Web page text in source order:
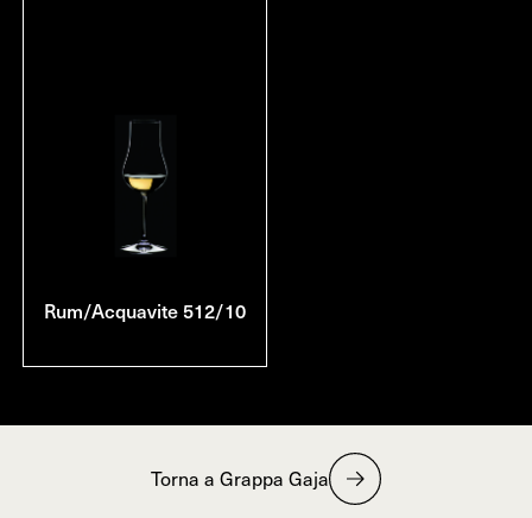
Rum/Acquavite 512/10
Torna a Grappa Gaja